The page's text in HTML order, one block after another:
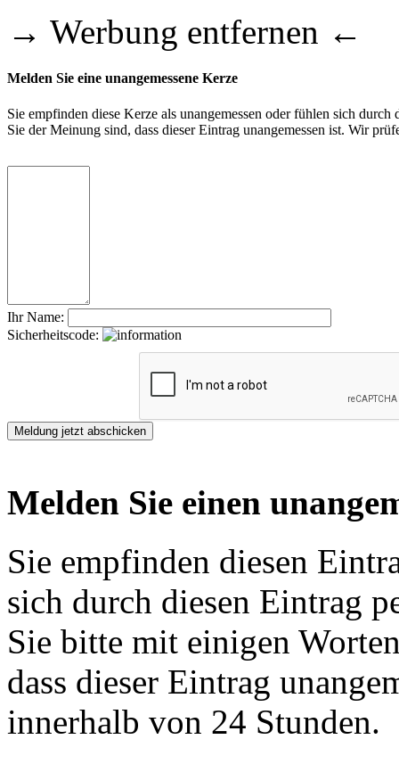
→ Werbung entfernen ←
Melden Sie eine unangemessene Kerze
Sie empfinden diese Kerze als unangemessen oder fühlen sich
Sie der Meinung sind, dass dieser Eintrag unangemessen ist. Wir
Ihr Name:
Sicherheitscode:
Melden Sie einen
Sie empfinden diesen
sich durch diesen Eintrag
Sie bitte mit einigen
dass dieser Eintrag
innerhalb von 24 Stunden.